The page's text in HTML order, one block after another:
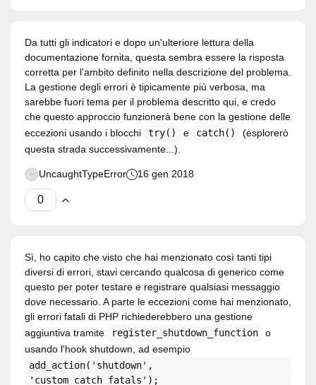
Da tutti gli indicatori e dopo un'ulteriore lettura della
documentazione fornita, questa sembra essere la risposta
corretta per l'ambito definito nella descrizione del problema.
La gestione degli errori è tipicamente più verbosa, ma
sarebbe fuori tema per il problema descritto qui, e credo
che questo approccio funzionerà bene con la gestione delle
eccezioni usando i blocchi
try() e catch()
(esplorerò
questa strada successivamente...).
UncaughtTypeError 16 gen 2018
Sì, ho capito che visto che hai menzionato così tanti tipi
diversi di errori, stavi cercando qualcosa di generico come
questo per poter testare e registrare qualsiasi messaggio
dove necessario. A parte le eccezioni come hai menzionato,
gli errori fatali di PHP richiederebbero una gestione
aggiuntiva tramite
register_shutdown_function
o
usando l'hook shutdown, ad esempio
add_action('shutdown',
'custom_catch_fatals');